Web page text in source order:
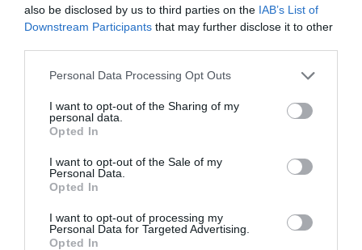
also be disclosed by us to third parties on the IAB’s List of
Downstream Participants that may further disclose it to other
Personal Data Processing Opt Outs
I want to opt-out of the Sharing of my
personal data.
Opted In
I want to opt-out of the Sale of my
Personal Data.
Opted In
I want to opt-out of processing my
Personal Data for Targeted Advertising.
Opted In
Παρασυμπαθητική Ρίζα του Υπογνάθιου Γαγγλίου
Τρουπής Γ., Φιλίππου Δ.
Το Ταξίδι της Γονιμοποίησης προς την Εμφύτευση
Αμοιρίδη Ε., Βελή Α., Σαλτσίδη Β., Χαριζοπούλου Β., Μπώλου Α.,
Γουρουντή Κ.